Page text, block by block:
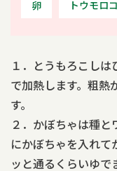
卵 トウモロ
１．とうもろこしは
で加熱します。粗熱
す。
２．かぼちゃは種と
にかぼちゃを入れて
ッと通るくらいゆで